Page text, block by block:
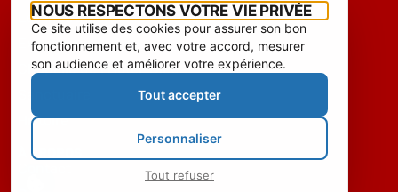
Les instruments de la basilique
Expositions
Chapelle de l’Hôtel-Dieu
Histoire
À PROPOS
NOUS RESPECTONS VOTRE VIE PRIVÉE
Ce site utilise des cookies pour assurer son bon
fonctionnement et, avec votre accord, mesurer
son audience et améliorer votre expérience.
Tout accepter
Tout refuser
Personnaliser